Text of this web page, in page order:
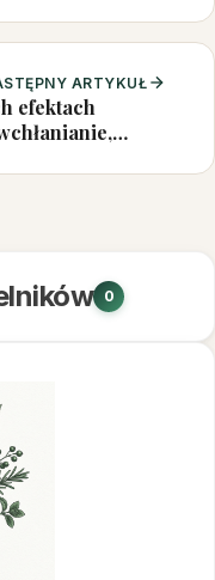
ARTYKUŁ
efektach
0